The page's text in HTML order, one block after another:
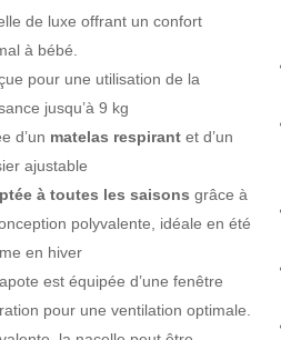
de luxe offrant un confort
à bébé.
pour une utilisation de la
jusqu’à 9 kg
d’un matelas respirantet d’un
ajustable
à toutes les saisons grâce à
polyvalente, idéale en été
en hiver
est équipée d’une fenêtre
pour une ventilation optimale.